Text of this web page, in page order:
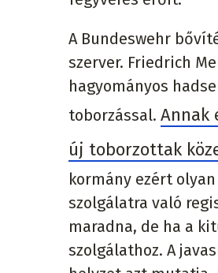
A Bundeswehr
szerver. Friedrich
hagyományos
toborzással. Annak
új toborzottak
kormány ezért
szolgálatra való
maradna, de ha a
szolgálathoz. A